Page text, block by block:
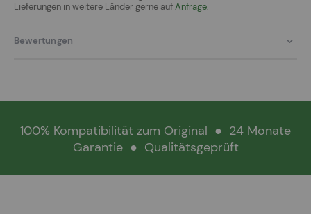
Lieferungen in weitere Länder gerne aufAnfrage.
Bewertungen
100% Kompatibilität zum Original ● 24 Monate
Garantie ● Qualitätsgeprüft